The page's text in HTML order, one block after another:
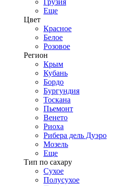
Грузия
Еще
Цвет
Красное
Белое
Розовое
Регион
Крым
Кубань
Бордо
Бургундия
Тоскана
Пьемонт
Венето
Риоха
Рибера дель Дуэро
Мозель
Еще
Тип по сахару
Сухое
Полусухое